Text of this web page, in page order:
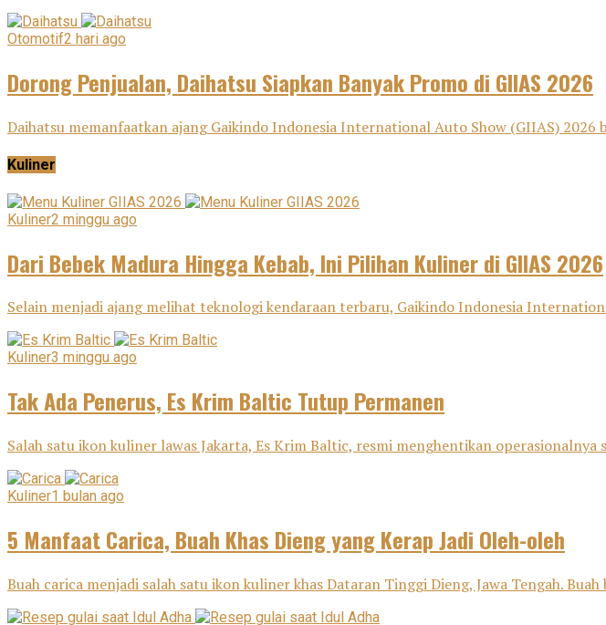
Otomotif2 hari ago
Dorong Penjualan, Daihatsu Siapkan Banyak Promo di GIIAS 2026
Daihatsu memanfaatkan ajang Gaikindo Indonesia International Auto Show (GIIAS)
Kuliner
Kuliner2 minggu ago
Dari Bebek Madura Hingga Kebab, Ini Pilihan Kuliner di GIIAS 2026
Selain menjadi ajang melihat teknologi kendaraan terbaru, Gaikindo Indonesia
Kuliner3 minggu ago
Tak Ada Penerus, Es Krim Baltic Tutup Permanen
Salah satu ikon kuliner lawas Jakarta, Es Krim Baltic, resmi menghentikan
Kuliner1 bulan ago
5 Manfaat Carica, Buah Khas Dieng yang Kerap Jadi Oleh-oleh
Buah carica menjadi salah satu ikon kuliner khas Dataran Tinggi Dieng, Jawa Tengah.